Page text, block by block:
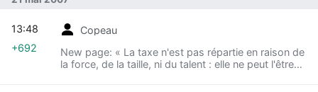
Copeau
New page: « La taxe n'est pas répartie en raison de
la force, de la taille, ni du talent : elle ne peut l'être
13:48
+692